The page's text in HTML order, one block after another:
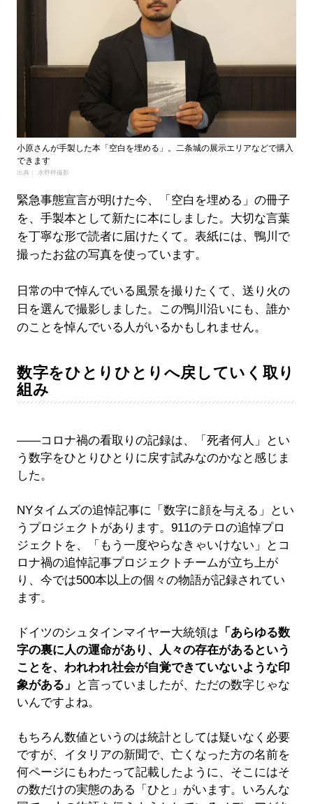
小原さんが手製した本「空白を埋める」。二条城の展示エリアなどで購入
できます
出典： 水野梓撮影
緊急事態宣言が明けた今、「空白を埋める」の冊子
を、手製本として新たに本にしました。大切な言葉
を丁寧な形で読者に届けたくて。表紙には、鴨川で
撮ったお盆の写真を使っています。
日常の中で悼んでいる風景を撮りたくて、送り火の
日を選んで撮影しました。この鴨川沿いにも、誰か
のことを悼んでいる人がいるかもしれません。
数字をひとりひとりへ戻していく取り
組み
――コロナ禍の看取りの記録は、「死者何人」とい
う数字をひとりひとりに戻す試みなのかなと感じま
した。
NYタイムズの追悼記事に「数字に顔を与える」とい
うプロジェクトがあります。911のテロの追悼プロ
ジェクトを、「もう一度やらなきゃいけない」とコ
ロナ禍の追悼記事プロジェクトチームが立ち上が
り、今では500本以上の個々の物語が記録されてい
ます。
ドイツのシュタインマイヤー大統領は 「あらゆる数
字の裏に人の運命があり、人々の存在があるという
ことを、われわれ社会が自覚できていないような印
象がある」
と言っていましたが、ただの数字じゃな
いんですよね。
もちろん数値というのは統計としては疑いなく必要
ですが、イタリアの新聞で、亡くなった方の名前を
何ページにもわたって記載したように、そこにはそ
の数だけの実態のある「ひと」がいます。いろんな